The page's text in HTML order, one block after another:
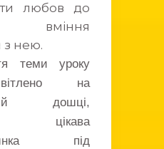
любов до
вміння
з нею.
теми уроку
на
дошці,
цікава
під